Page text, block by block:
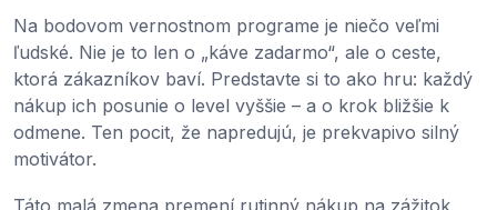
Na bodovom vernostnom programe je niečo veľmi
ľudské. Nie je to len o „káve zadarmo“, ale o ceste,
ktorá zákazníkov baví. Predstavte si to ako hru: každý
nákup ich posunie o level vyššie – a o krok bližšie k
odmene. Ten pocit, že napredujú, je prekvapivo silný
motivátor.